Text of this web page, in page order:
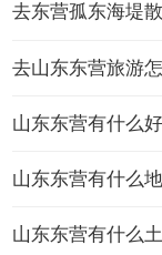
去东营孤东海堤
去山东东营旅游
山东东营有什么
山东东营有什么
山东东营有什么